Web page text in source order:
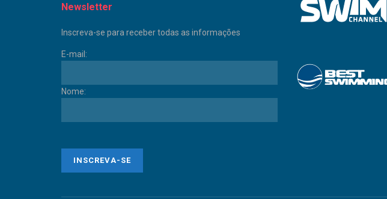
Newsletter
Inscreva-se para receber todas as informações
E-mail:
Nome: